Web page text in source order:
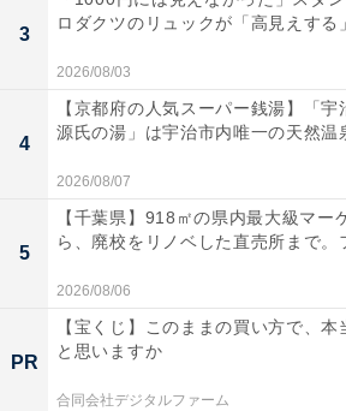
ロシアではクマがトラ
マが人を襲う。研究者
3
ロダクツのリュックが「高見えする
2026/08/03
4
【京都府の人気スーパー銭湯】「宇
源氏の湯」は宇治市内唯一の天然温
2026/08/07
5
【千葉県】918㎡の県内最大級マー
ら、廃校をリノベした直売所まで。
2026/08/06
PR
【宝くじ】このままの買い方で、本
と思いますか
合同会社デジタルファーム